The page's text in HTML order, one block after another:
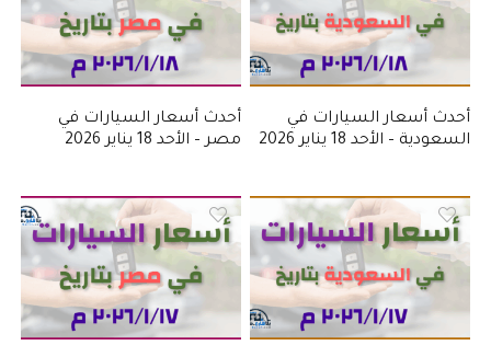
أحدث أسعار السيارات في
السعودية – الأحد 18 يناير 2026
أحدث أسعار السيارات في
مصر – الأحد 18 يناير 2026